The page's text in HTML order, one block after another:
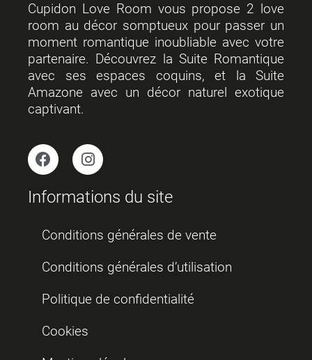
Cupidon Love Room vous propose 2 love
room au décor somptueux pour passer un
moment romantique inoubliable avec votre
partenaire. Découvrez la Suite Romantique
avec ses espaces coquins, et la Suite
Amazone avec un décor naturel exotique
captivant.
Informations du site
Conditions générales de vente
Conditions générales d’utilisation
Politique de confidentialité
Cookies